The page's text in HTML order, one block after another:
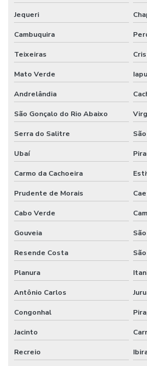
Terceirização de funcionários
Terceirização de jardinagem
Terceirização de limpeza
Terceirização de manutenção predial
Terceirização de mão de obra
Terceirização de serviços de
Jequeri
Cambuquira
Teixeiras
Mato Verde Iapu
Andrelândia
São Gonçalo do Rio Abaixo
Serra do Salitre
Ubaí
Carmo da Cachoeira
Prudente de Morais
Cabo Verde
Gouveia
Resende Costa
Planura
Antônio Carlos
Congonhal
Jacinto
Recreio